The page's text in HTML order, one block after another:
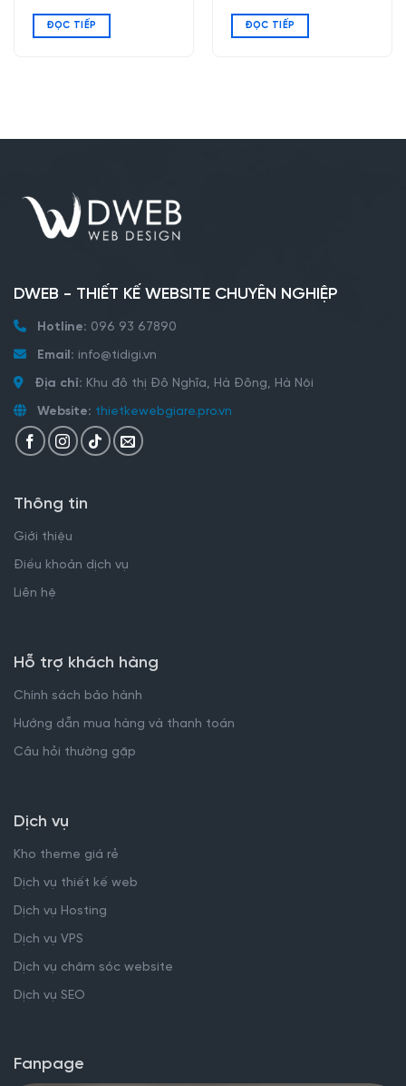
homestay
ĐỌC TIẾP ĐỌC TIẾP
DWEB - THIẾT KẾ WEBSITE CHUYÊN NGHIỆP
Hotline: 096 93 67890
Email: info@tidigi.vn
Địa chỉ: Khu đô thị Đô Nghĩa, Hà Đông, Hà Nội
Website: thietkewebgiare.pro.vn
Thông tin
Giới thiệu
Điều khoản dịch vụ
Liên hệ
Hỗ trợ khách hàng
Chính sách bảo hành
Hướng dẫn mua hàng và thanh toán
Câu hỏi thường gặp
Dịch vụ
Kho theme giá rẻ
Dịch vụ thiết kế web
Dịch vụ Hosting
Dịch vụ VPS
Dịch vụ chăm sóc website
Dịch vụ SEO
Fanpage